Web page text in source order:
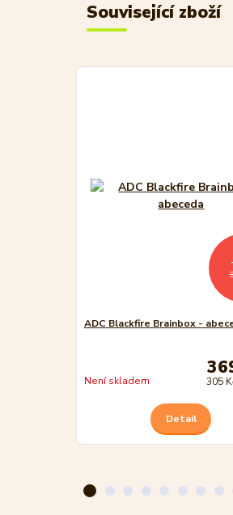
Související zboží
ADC Blackfire Brainbox -
305
Není skladem
Detail